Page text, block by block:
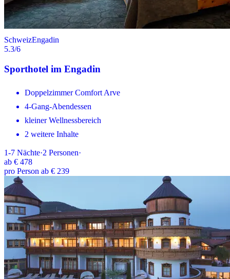
SchweizEngadin
5.3/6
Sporthotel im Engadin
Doppelzimmer Comfort Arve
4-Gang-Abendessen
kleiner Wellnessbereich
2 weitere Inhalte
1-7 Nächte·2 Personen·
ab € 478
pro Person ab € 239